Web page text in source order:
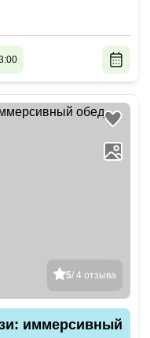
5/ 4 отзыва
иммерсивный